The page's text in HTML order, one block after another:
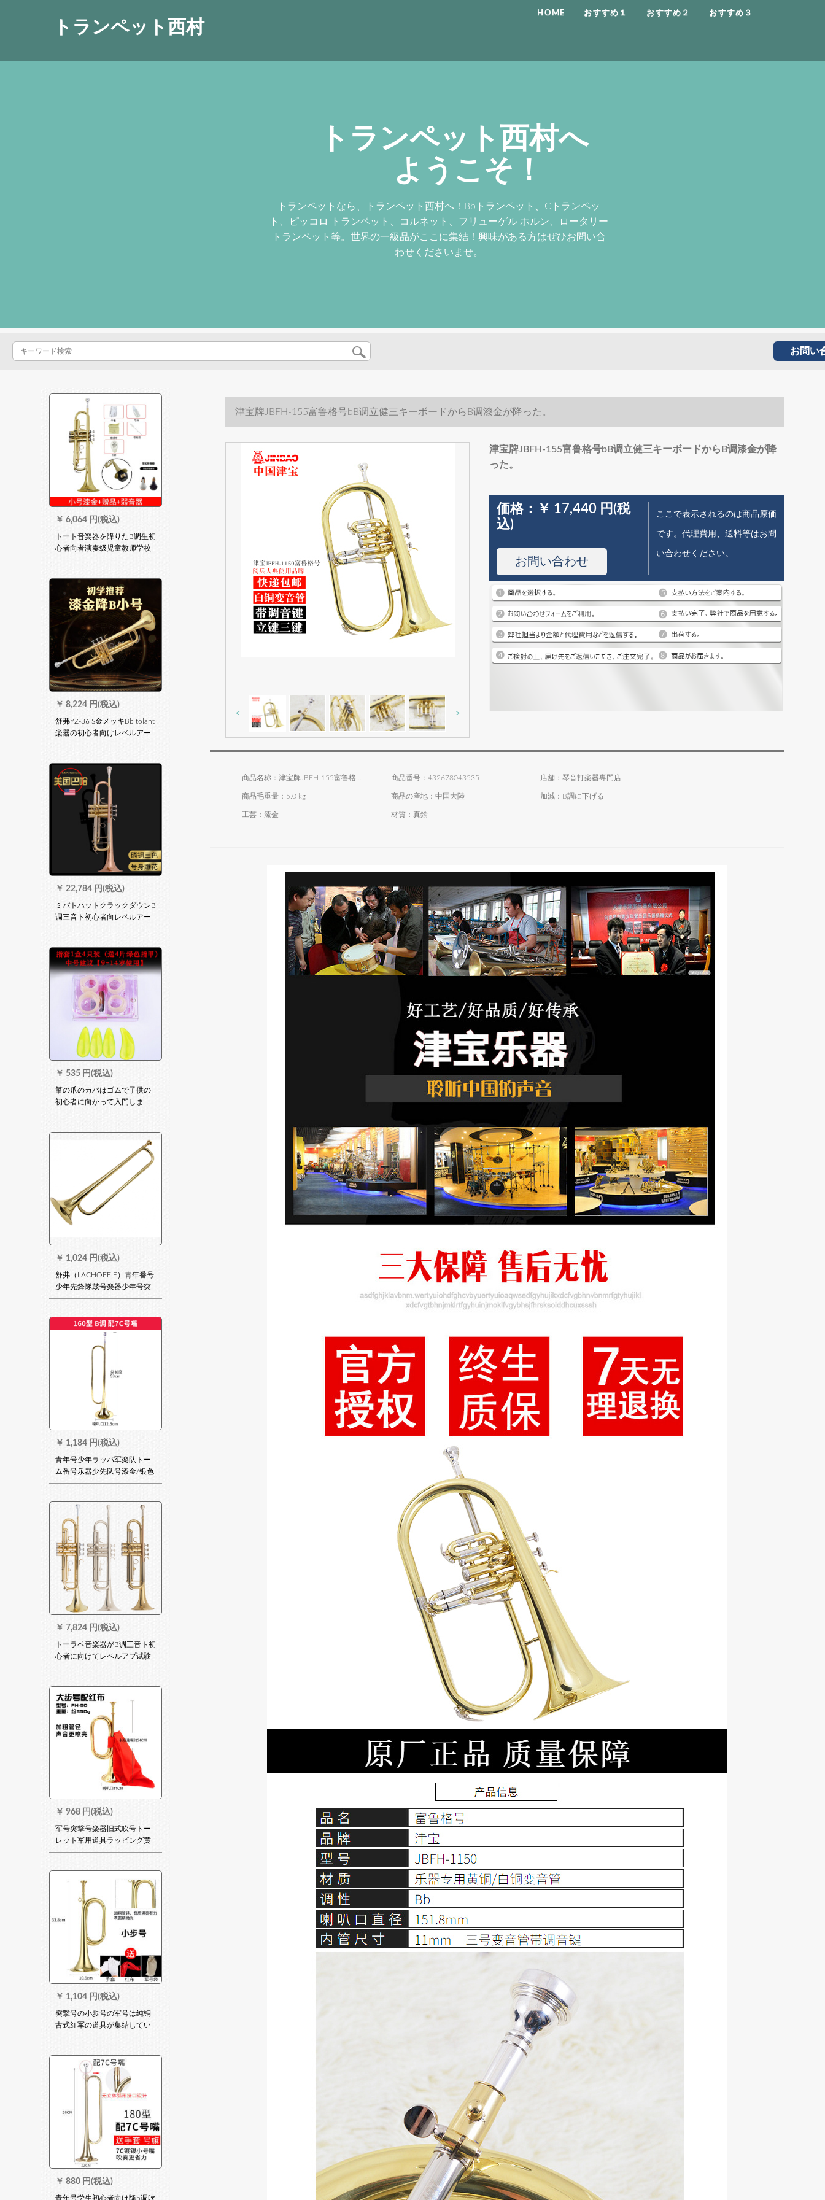
トランペット西村
HOME おすすめ１ おすすめ２ おすすめ３
トランペット西村へ
ようこそ！
トランペットなら、トランペット西村へ！Bbトランペット、Cトランペッ
ト、ピッコロ トランペット、コルネット、フリューゲル ホルン、ロータリー
トランペット等。世界の一級品がここに集結！興味がある方はぜひお問い合
わせくださいませ。
お問い
￥ 6,064 円(税込)
トート音楽器を降りたB调生初
心者向者演奏级児童教师学校
三音号トーラススペッサー
￥ 8,224 円(税込)
舒弗YZ-36 S金メッキBb tolant
楽器の初心者向けレベルアー
プ試験三音号西洋音楽器演奏
￥ 22,784 円(税込)
ミバトハットクラックダウンB
调三音ト初心者向レベルアー
ク実験演奏楽隊学校180 S-
高いから突き抜く力が強い
￥ 535 円(税込)
箏の爪のカバはゴムで子供の
初心者に向かって入門しま
す。成人の进级试験中、トラ
￥ 1,024 円(税込)
舒弗（LACHOFFIE）青年番号
少年先鋒隊鼓号楽器少年号突
撃号のラッピング学生号突撃
绮丽な青年号です。
￥ 1,184 円(税込)
青年号少年ラッパ军楽队トー
ム番号乐器少先队号漆金/银色
B调金7 C口
￥ 7,824 円(税込)
トーラペ音楽器がB调三音ト初
心者に向けてレベルアプ试験
楽队教育教会における西洋楽
￥ 968 円(税込)
军号突撃号楽器旧式吹号トー
レット军用道具ラッピング黄
銅セイズ歩号(32*11)290
￥ 1,104 円(税込)
突撃号の小歩号の军号は纯铜
古式红军の道具が集结してい
ます。号部队専用の大股号の
の袋+赤い布+手袋)の290グラ
ムラムです。
￥ 880 円(税込)
青年号学生初心者向け降b调吹
津宝牌JBFH-155富鲁格号bB调立健三キーボードからB调漆金が降った。
< >
津宝牌JBFH-155富鲁格号bB调立健三キーボードからB调漆金が降
った。
価格： ￥ 17,440 円(税
込)
お問い合わせ
ここで表示されるのは商品原価
です。代理費用、送料等はお問
い合わせください。
商品番号：432678043535 店舗：琴音打楽器専門店
商品毛重量：5.0 kg 商品の産地：中国大陸 加減：B調に下げる
工芸：漆金 材質：真鍮